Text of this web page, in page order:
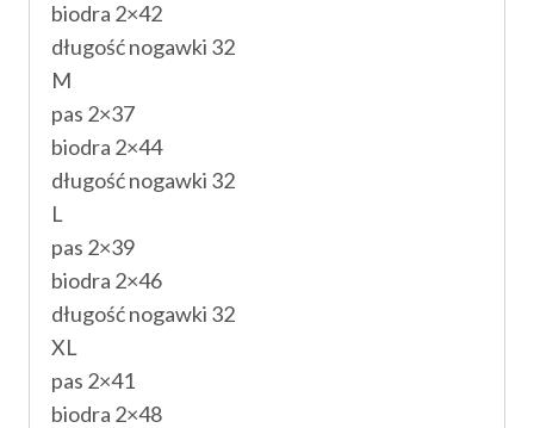
biodra 2×42
długość nogawki 32
M
pas 2×37
biodra 2×44
długość nogawki 32
L
pas 2×39
biodra 2×46
długość nogawki 32
XL
pas 2×41
biodra 2×48